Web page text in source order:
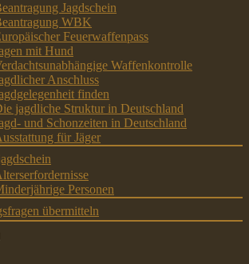
Jagdschein
WBK
Feuerwaffenpass
mit Hund
Waffenkontrolle
Anschluss
finden
jagdliche Struktur in Deutschland
und Schonzeiten in Deutschland
für Jäger
Personen
übermitteln